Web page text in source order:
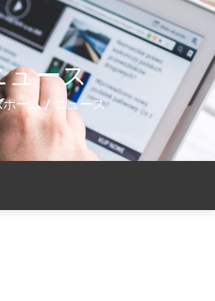
ュース
ーム/ ニュース